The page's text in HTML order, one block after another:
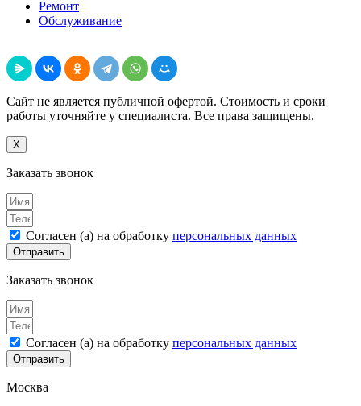
Ремонт
Обслуживание
Сайт не является публичной офертой. Стоимость и сроки
работы уточняйте у специалиста. Все права защищены.
X
Заказать звонок
Согласен (а) на обработку персональных данных
Отправить
Заказать звонок
Согласен (а) на обработку персональных данных
Отправить
Москва